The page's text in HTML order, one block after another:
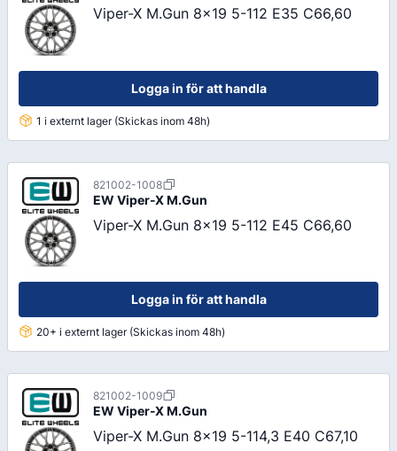
Viper-X M.Gun 8x19 5-112 E35 C66,60
Logga in för att handla
1 i externt lager (Skickas inom 48h)
821002-1008
EW Viper-X M.Gun
Viper-X M.Gun 8x19 5-112 E45 C66,60
Logga in för att handla
20+ i externt lager (Skickas inom 48h)
821002-1009
EW Viper-X M.Gun
Viper-X M.Gun 8x19 5-114,3 E40 C67,10